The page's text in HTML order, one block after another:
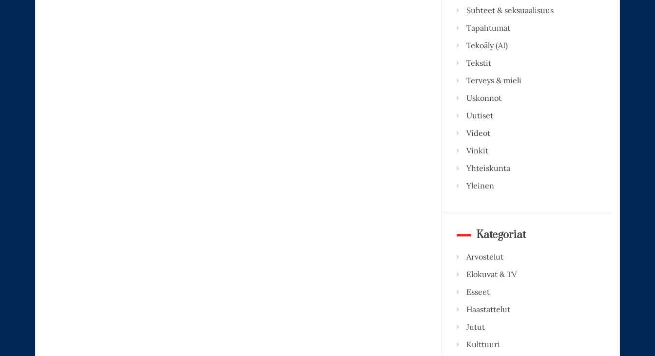
Suhteet & seksuaalisuus
Tapahtumat
Tekoäly (AI)
Tekstit
Terveys & mieli
Uskonnot
Uutiset
Videot
Vinkit
Yhteiskunta
Yleinen
Kategoriat
Arvostelut
Elokuvat & TV
Esseet
Haastattelut
Jutut
Kulttuuri